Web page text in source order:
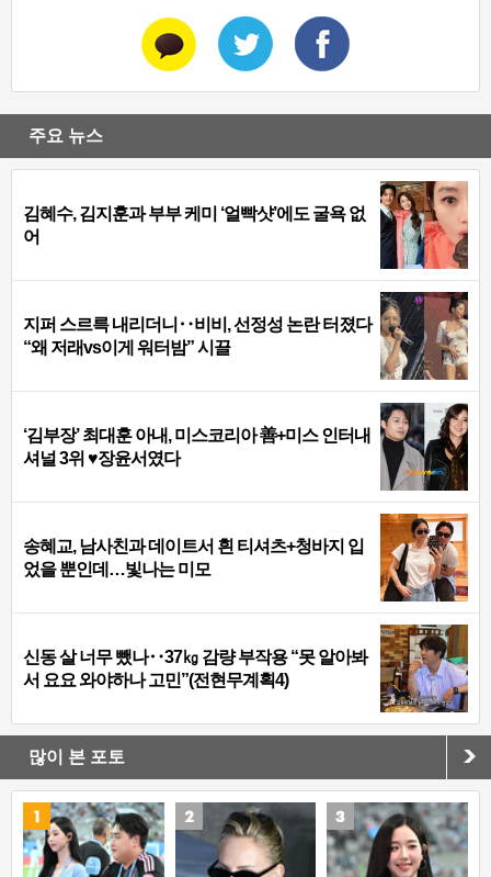
주요 뉴스
김혜수, 김지훈과 부부 케미 ‘얼빡샷’에도 굴욕 없
어
지퍼 스르륵 내리더니‥비비, 선정성 논란 터졌다
“왜 저래vs이게 워터밤” 시끌
‘김부장’ 최대훈 아내, 미스코리아 善+미스 인터내
셔널 3위 ♥장윤서였다
송혜교, 남사친과 데이트서 흰 티셔츠+청바지 입
었을 뿐인데…빛나는 미모
신동 살 너무 뺐나‥37㎏ 감량 부작용 “못 알아봐
서 요요 와야하나 고민”(전현무계획4)
많이 본 포토